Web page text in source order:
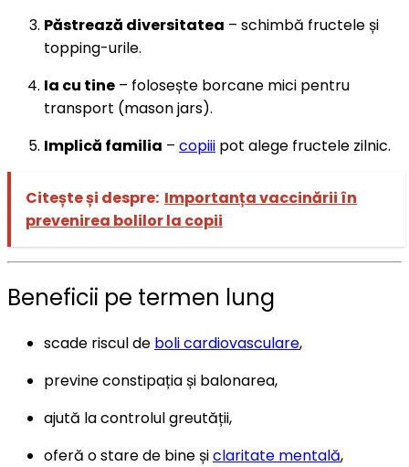
Păstrează diversitatea – schimbă fructele și
topping-urile.
Ia cu tine – folosește borcane mici pentru
transport (mason jars).
Implică familia – copiii pot alege fructele zilnic.
Citește și despre: Importanța vaccinării în
prevenirea bolilor la copii
Beneficii pe termen lung
scade riscul de boli cardiovasculare,
previne constipația și balonarea,
ajută la controlul greutății,
oferă o stare de bine șiclaritate mentală,